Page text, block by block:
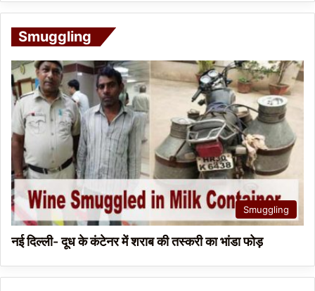
Smuggling
Smuggling
नई दिल्ली- दूध के कंटेनर में शराब की तस्करी का भांडा फोड़